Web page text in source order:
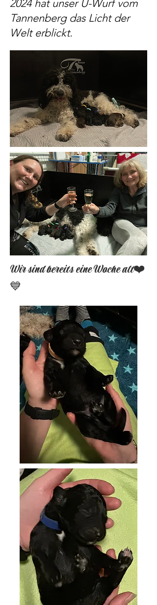
2024 hat unser U-Wurf vom
Tannenberg das Licht der
Welt erblickt.
Wir sind bereits eine Woche alt❤️
💙